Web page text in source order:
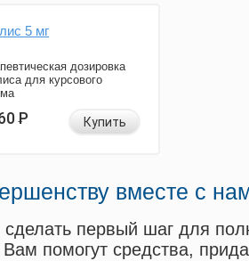
5 мг
дозировка
для курсового
Р Купить
вместе с
первый шаг для
помогут средства,